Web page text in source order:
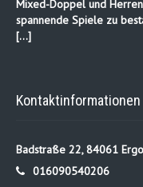
Mixed-Doppel und
spannende Spiele zu
[…]
Kontaktinformationen
Badstraße 22, 84061
016090540206